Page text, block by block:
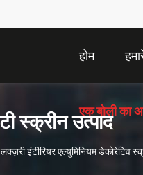
होम
एक बोली का
स्क्रीन उत्पाद
इंटीरियर एल्युमिनियम डेकोरेटिव